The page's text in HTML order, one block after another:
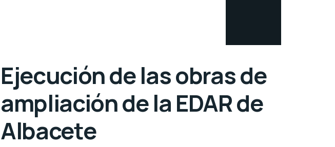
Ejecución de las obras de
ampliación de la EDAR de
Albacete